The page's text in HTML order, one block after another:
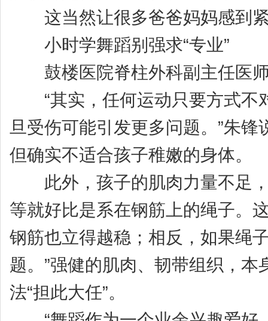
这当然让很多爸爸妈妈感到紧
小时学舞蹈别强求“专业”
鼓楼医院脊柱外科副主任医师
“其实，任何运动只要方式不
旦受伤可能引发更多问题。”朱
但确实不适合孩子稚嫩的身体。
此外，孩子的肌肉力量不足，
等就好比是系在钢筋上的绳子。
钢筋也立得越稳；相反，如果绳
题。”强健的肌肉、韧带组织，
法“担此大任”。